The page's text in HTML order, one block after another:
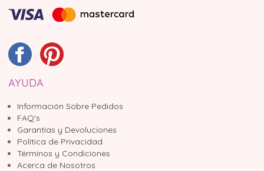
AYUDA
Información Sobre Pedidos
FAQ's
Garantías y Devoluciones
Política de Privacidad
Términos y Condiciones
Acerca de Nosotros